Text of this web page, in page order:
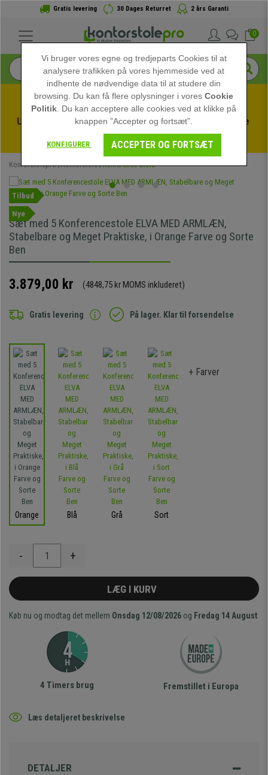
Gratis levering 30 Dages Returret 2 års Garanti
0
Udnyt sommerudsalget hos kontorstolepro! Eksklusive
rabatter i en begrænset periode - Se tilbuddet
Kontorstolepro Kontorstole Konference Stole
Tilbud
Nye
Sæt med 5 Konferencestole ELVA MED ARMLÆN,
Stabelbare og Meget Praktiske, i Orange Farve og Sorte
Ben
3.879,00 kr (4848,75 kr MOMS inkluderet)
Gratis levering På lager. Klar til forsendelse
Orange Blå Grå Sort
+ Farver
- +
LÆG I KURV
Køb nu og modtag det mellem Onsdag 12/08/2026 og Fredag 14 August
4 Timers brug Fremstillet i Europa
Læs detaljeret beskrivelse
DETALJER
Vi bruger vores egne og tredjeparts Cookies til at
analysere trafikken på vores hjemmeside ved at
indhente de nødvendige data til at studere din
browsing. Du kan få flere oplysninger i voresCookie
Politik . Du kan acceptere alle cookies ved at klikke på
knappen ”Accepter og fortsæt”.
KONFIGURER ACCEPTER OG FORTSÆT